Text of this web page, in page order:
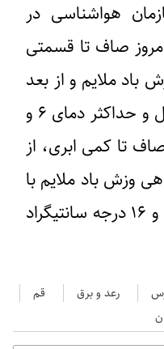
هواشناسی در
صاف تا قسمتی
باد ملایم و از بعد
از ظهر افزایش ابر با حداقل و حداکثر دمای ۶ و
صاف تا کمی ابری، از
وزش باد ملایم با
کمترین و بیشترین دمای ۶ و ۱۶ درجه سانتیگراد
رعد و برق
قم